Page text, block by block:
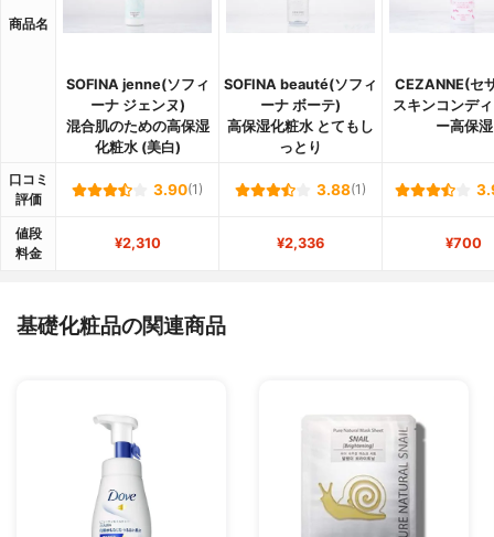
商品名
SOFINA jenne(ソフィ
ーナ ジェンヌ)
混合肌のための高保湿
化粧水 (美白)
SOFINA beauté(ソフィ
ーナ ボーテ)
高保湿化粧水 とてもし
っとり
CEZANNE(セ
スキンコンデ
ー高保湿
口コミ
評価
3.90(1) 3.88(1)
値段
料金
¥2,310 ¥2,336 ¥700
基礎化粧品の関連商品